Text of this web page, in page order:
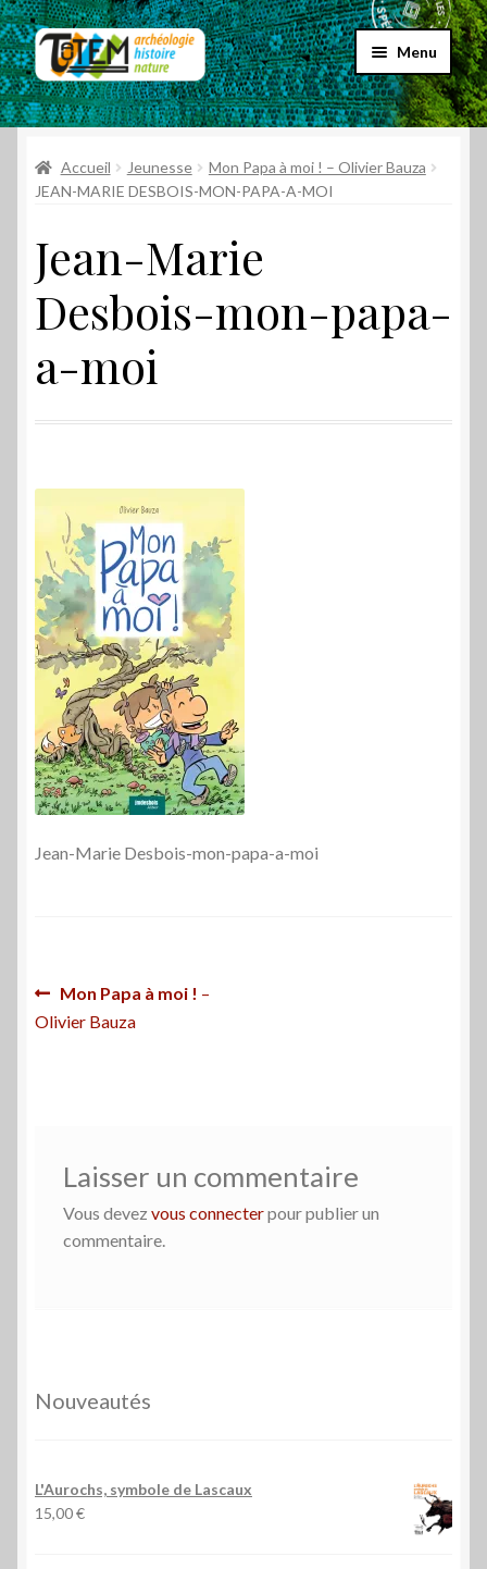
Aller
à
la
navigation
Aller
au
contenu
Menu
Accueil
Choix par genre
Ouvrir
enfant
Promos
Accueil Jeunesse
Mon Papa à moi ! – Olivier Bauza
JEAN-MARIE DESBOIS-MON-PAPA-A-MOI
Jean-Marie
Desbois-mon-papa-
a-moi
Jean-Marie Desbois-mon-papa-a-moi
Navigation
de
Article
précédent :
Mon Papa à moi ! –
Olivier Bauza
Laisser un commentaire
Vous devez vous connecterpour publier un
commentaire.
Nouveautés
L'Aurochs, symbole de Lascaux
15,00€